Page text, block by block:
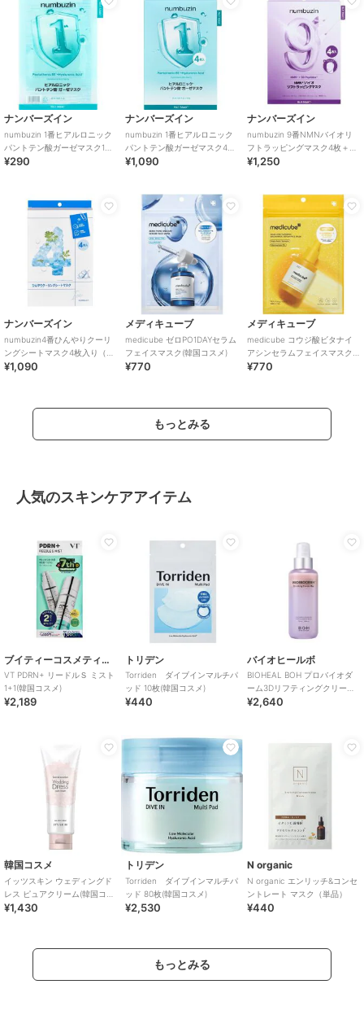
ナンバーズイン
numbuzin 1番ヒアルロニック
パントテン酸ガーゼマスク1枚
(韓国コスメ)
¥290
ナンバーズイン
numbuzin 1番ヒアルロニック
パントテン酸ガーゼマスク4枚
入り(韓国コスメ)
¥1,090
ナンバーズイン
numbuzin 9番NMNバイオリ
フトラッピングマスク4枚＋小
顔リフトバンド(韓国コスメ)
¥1,250
ナンバーズイン
numbuzin4番ひんやりクーリ
ングシートマスク4枚入り（韓
国コスメ）
¥1,090
メディキューブ
medicube ゼロPO1DAYセラム
フェイスマスク(韓国コスメ)
¥770
メディキューブ
medicube コウジ酸ビタナイ
アシンセラムフェイスマスク
(韓国コスメ)
¥770
もっとみる
人気のスキンケアアイテム
ブイティーコスメティクス
VT PDRN+ リードルＳ ミスト
1+1(韓国コスメ)
¥2,189
トリデン
Torriden ダイブインマルチパ
ッド 10枚(韓国コスメ)
¥440
バイオヒールボ
BIOHEAL BOH プロバイオダ
ーム3Dリフティングクリーム
ミスト(韓国コスメ)
¥2,640
韓国コスメ
イッツスキン ウェディングド
レス ピュアクリーム(韓国コス
メ)
¥1,430
トリデン
Torriden ダイブインマルチパ
ッド 80枚(韓国コスメ)
¥2,530
N organic
N organic エンリッチ&コンセ
ントレート マスク（単品）
¥440
もっとみる